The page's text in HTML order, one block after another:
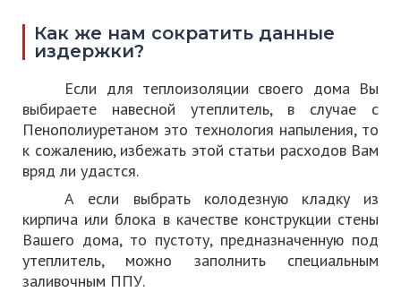
Как же нам сократить данные
издержки?
Если для теплоизоляции своего дома Вы
выбираете навесной утеплитель, в случае с
Пенополиуретаном это технология напыления, то
к сожалению, избежать этой статьи расходов Вам
вряд ли удастся.
А если выбрать колодезную кладку из
кирпича или блока в качестве конструкции стены
Вашего дома, то пустоту, предназначенную под
утеплитель, можно заполнить специальным
заливочным ППУ.